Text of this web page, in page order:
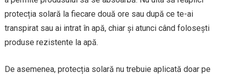
protecția solară la fiecare două ore sau după ce te-ai
transpirat sau ai intrat în apă, chiar și atunci când folosești
produse rezistente la apă.
De asemenea, protecția solară nu trebuie aplicată doar pe